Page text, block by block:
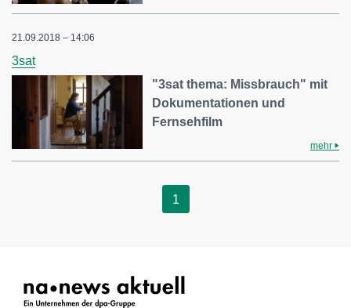
21.09.2018 – 14:06
3sat
"3sat thema: Missbrauch" mit
Dokumentationen und
Fernsehfilm
mehr
1